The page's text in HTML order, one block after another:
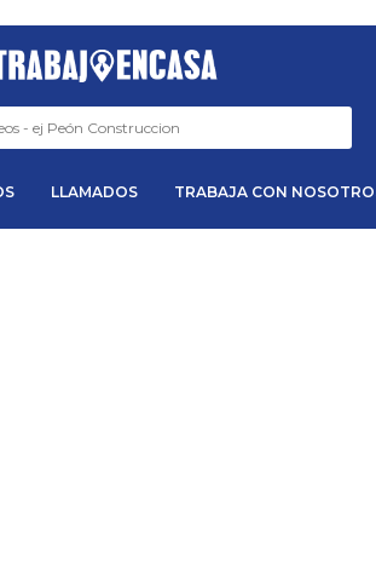
LLAMADOS TRABAJA CON